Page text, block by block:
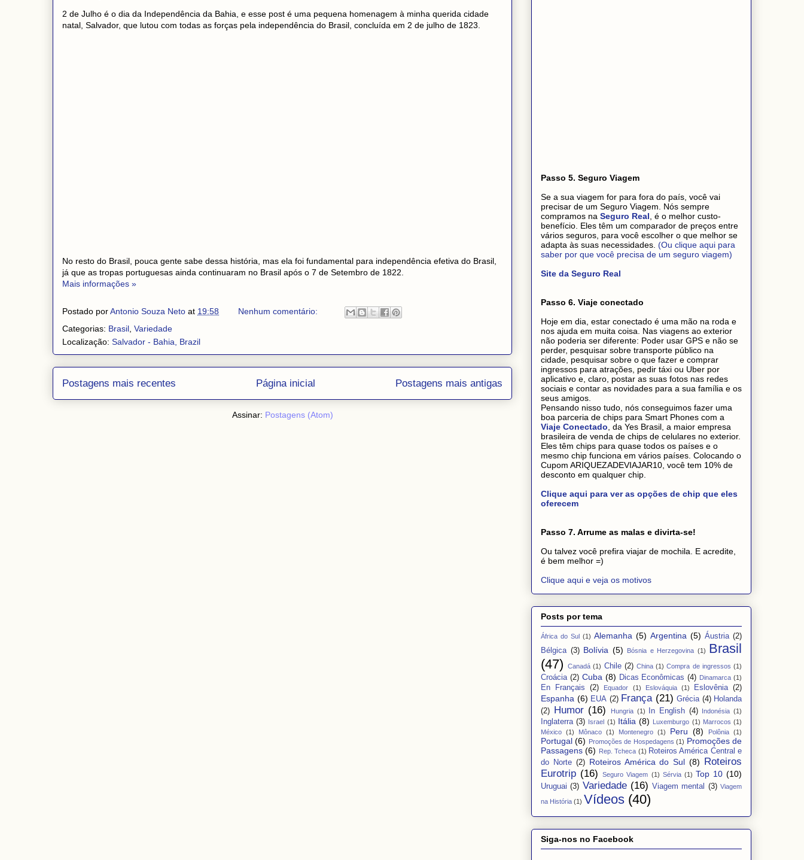
2 de Julho é o dia da Independência da Bahia, e esse post é uma pequena homenagem à minha querida cidade
natal, Salvador, que lutou com todas as forças pela independência do Brasil, concluída em 2 de julho de 1823.
No resto do Brasil, pouca gente sabe dessa história, mas ela foi fundamental para independência efetiva do Brasil,
já que as tropas portuguesas ainda continuaram no Brasil após o 7 de Setembro de 1822.
Mais informações »
Postado porAntonio Souza Neto at 19:58
Nenhum comentário:
Categorias: Brasil Variedade
Localização: Salvador - Bahia, Brazil
Postagens mais recentes Postagens mais antigas
Página inicial
Assinar: Postagens (Atom)
Passo 5. Seguro Viagem
Se a sua viagem for para fora do país, você vai
precisar de um Seguro Viagem. Nós sempre
compramos na Seguro Real , é o melhor custo-
benefício. Eles têm um comparador de preços entre
vários seguros, para você escolher o que melhor se
adapta às suas necessidades. (Ou clique aqui para
saber por que você precisa de um seguro viagem)
Site da Seguro Real
Passo 6. Viaje conectado
Hoje em dia, estar conectado é uma mão na roda e
nos ajuda em muita coisa. Nas viagens ao exterior
não poderia ser diferente: Poder usar GPS e não se
perder, pesquisar sobre transporte público na
cidade, pesquisar sobre o que fazer e comprar
ingressos para atrações, pedir táxi ou Uber por
aplicativo e, claro, postar as suas fotos nas redes
sociais e contar as novidades para a sua família e os
seus amigos.
Pensando nisso tudo, nós conseguimos fazer uma
boa parceria de chips para Smart Phones com a
Viaje Conectado , da Yes Brasil, a maior empresa
brasileira de venda de chips de celulares no exterior.
Eles têm chips para quase todos os países e o
mesmo chip funciona em vários países. Colocando o
Cupom ARIQUEZADEVIAJAR10, você tem 10% de
desconto em qualquer chip.
Clique aqui para ver as opções de chip que eles
oferecem
Passo 7. Arrume as malas e divirta-se!
Ou talvez você prefira viajar de mochila. E acredite,
é bem melhor =)
Clique aqui e veja os motivos
Posts por tema
África do Sul (1) Alemanha (5) Argentina (5) Áustria (2)
Bélgica (3) Bolívia (5) Bósnia e Herzegovina (1) Brasil
(47)
Canadá (1) Chile (2) China (1) Compra de ingressos (1)
Croácia (2) Cuba (8) Dicas Econômicas (4) Dinamarca (1)
En Français (2) Equador (1) Eslováquia (1) Eslovênia (2)
Espanha (6) EUA (2) França (21) Grécia (4) Holanda
(2) Humor (16) Hungria (1) In English (4) Indonésia (1)
Inglaterra (3) Israel (1) Itália (8) Luxemburgo (1) Marrocos (1)
México (1) Mônaco (1) Montenegro (1) Peru (8) Polônia (1)
Portugal (6) Promoções de Hospedagens (1) Promoções de
Passagens (6) Rep. Tcheca (1) Roteiros América Central e
do Norte (2) Roteiros América do Sul (8) Roteiros
Eurotrip (16) Seguro Viagem (1) Sérvia (1) Top 10 (10)
Uruguai (3) Variedade (16) Viagem mental (3) Viagem
na História (1) Vídeos (40)
Siga-nos no Facebook